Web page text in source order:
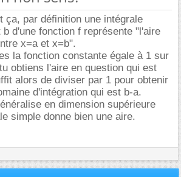
ça, par définition une intégrale
d'une fonction f représente "l'aire
x=a et x=b".
la fonction constante égale à 1 sur
obtiens l'aire en question qui est
alors de diviser par 1 pour obtenir
d'intégration qui est b-a.
en dimension supérieure
simple donne bien une aire.